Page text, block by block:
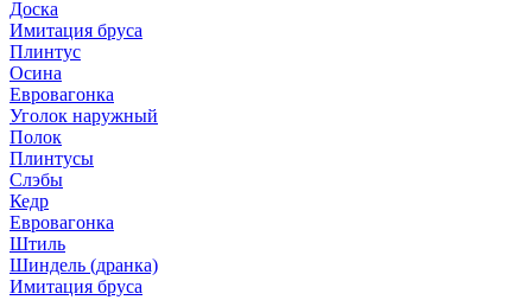
Доска
Имитация бруса
Плинтус
Осина
Евровагонка
Уголок наружный
Полок
Плинтусы
Слэбы
Кедр
Евровагонка
Штиль
Шиндель (дранка)
Имитация бруса